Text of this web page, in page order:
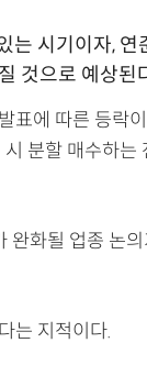
는 시기이자, 연
것으로 예상된
표에 따른 등락
분할 매수하는
완화될 업종 논
는 지적이다.